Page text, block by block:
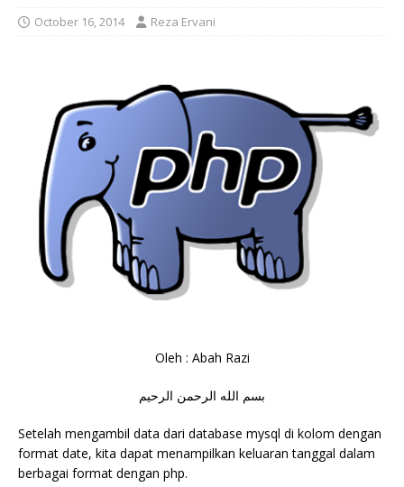
October 16, 2014 Reza Ervani
Oleh : Abah Razi
بسم الله الرحمن الرحيم
Setelah mengambil data dari database mysql di kolom dengan
format date, kita dapat menampilkan keluaran tanggal dalam
berbagai format dengan php.